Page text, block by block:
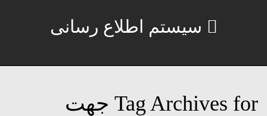
سیستم اطلاع رسانی
Tag Archives for جهت